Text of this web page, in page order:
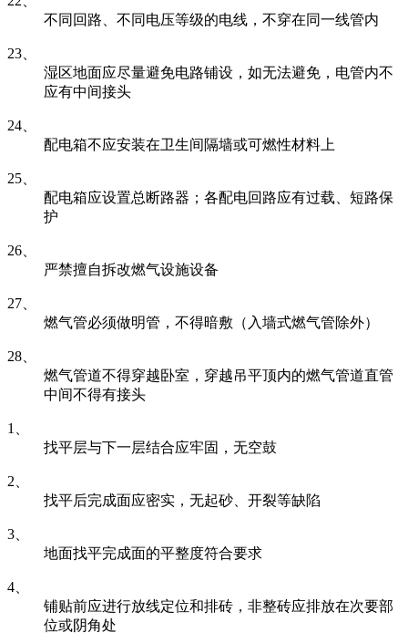
不同回路、不同电压等级的电线，不穿在同一线管内
23、
湿区地面应尽量避免电路铺设，如无法避免，电管内不
应有中间接头
24、
配电箱不应安装在卫生间隔墙或可燃性材料上
25、
配电箱应设置总断路器；各配电回路应有过载、短路保
护
26、
严禁擅自拆改燃气设施设备
27、
燃气管必须做明管，不得暗敷（入墙式燃气管除外）
28、
燃气管道不得穿越卧室，穿越吊平顶内的燃气管道直管
中间不得有接头
1、
找平层与下一层结合应牢固，无空鼓
2、
找平后完成面应密实，无起砂、开裂等缺陷
3、
地面找平完成面的平整度符合要求
4、
铺贴前应进行放线定位和排砖，非整砖应排放在次要部
位或阴角处